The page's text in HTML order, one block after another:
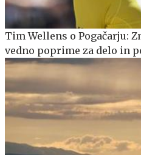
Tim Wellens o Pogačarju:
vedno poprime za delo in